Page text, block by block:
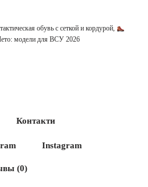
обувь с сеткой и кордурой,
модели для ВСУ 2026
Контакти
Instagram
(0)